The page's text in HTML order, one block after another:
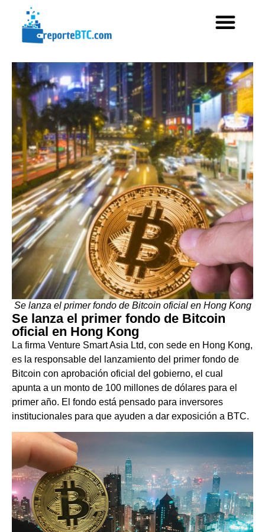
Se lanza el primer fondo de Bitcoin oficial en Hong Kong
Se lanza el primer fondo de Bitcoin
oficial en Hong Kong
La firma Venture Smart Asia Ltd, con sede en Hong Kong,
es la responsable del lanzamiento del primer fondo de
Bitcoin con aprobación oficial del gobierno, el cual
apunta a un monto de 100 millones de dólares para el
primer año. El fondo está pensado para inversores
institucionales para que ayuden a dar exposición a BTC.